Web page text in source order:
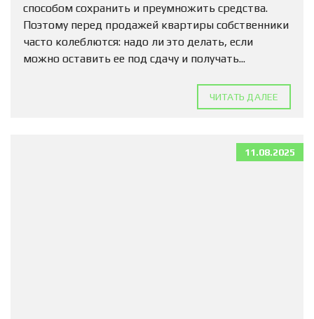
способом сохранить и преумножить средства.
Поэтому перед продажей квартиры собственники
часто колеблются: надо ли это делать, если
можно оставить ее под сдачу и получать...
ЧИТАТЬ ДАЛЕЕ
11.08.2025